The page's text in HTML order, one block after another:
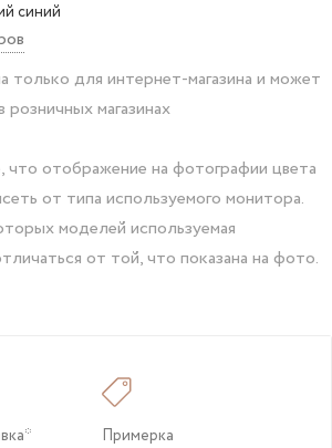
синий
только для интернет-магазина и может
магазинах
что отображение на фотографии цвета
от типа используемого монитора.
моделей используемая
от той, что показана на фото.
Примерка